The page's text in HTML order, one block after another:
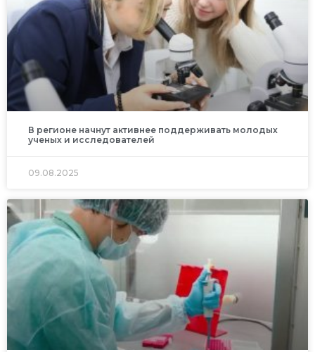
В регионе начнут активнее поддерживать молодых
ученых и исследователей
09.08.2025